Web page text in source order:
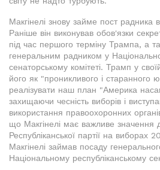
Макгінелі знову займе пост радника
Раніше він виконував обов'язки
під час першого терміну Трампа, а
генеральним радником у
сенаторському комітеті. Трамп у
його як "проникливого і старанного
реалізувати наш план "Америка
захищаючи чесність виборів і
використання правоохоронних
що Макгінелі має важливе значення
Республіканської партії на виборах
Макгінелі займав посаду
Національному республіканському